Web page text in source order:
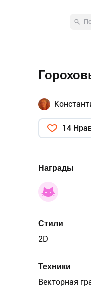
14
Награды
Стили
2D
Техники
Векторная